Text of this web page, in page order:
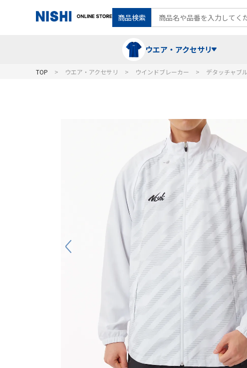
商品検索
ウエア・アクセサリ
ランニングシャツ・パンツ
スウェット
コート
グラウンド用品
フォーム・動きづくり
メディシンボール
TOP ウエア・アクセサリ ウインドブレーカー デタッチャブ